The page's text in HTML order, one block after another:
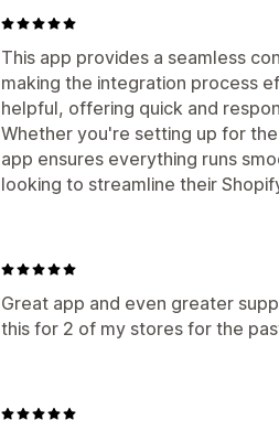
This app provides a seamless
making the integration process
helpful, offering quick and
Whether you're setting up for
app ensures everything runs
looking to streamline their
Great app and even greater
this for 2 of my stores for the